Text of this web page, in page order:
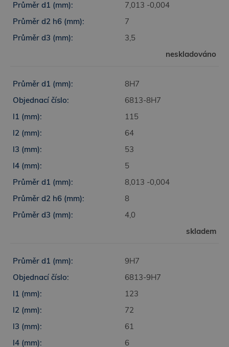
7,013 -0,004
7
3,5
neskladováno
8H7
6813-8H7
115
64
53
5
8,013 -0,004
8
4,0
skladem
9H7
6813-9H7
123
72
61
6